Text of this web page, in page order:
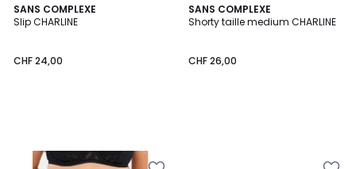
SANS COMPLEXE
Slip CHARLINE
CHF 24,00
SANS COMPLEXE
Shorty taille medium CHARLINE
CHF 26,00